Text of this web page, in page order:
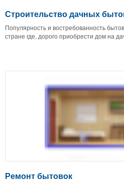
Строительство дачных
Популярность и востребованность
стране где, дорого приобрести дом на
Ремонт бытовок